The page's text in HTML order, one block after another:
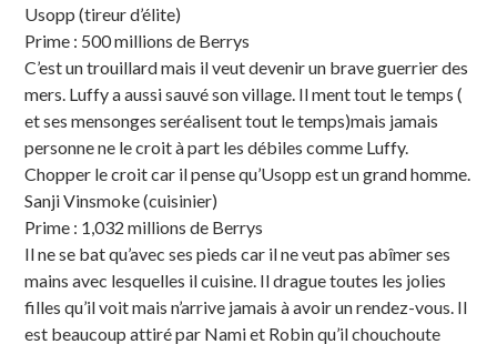
Usopp (tireur d’élite)
Prime : 500 millions de Berrys
C’est un trouillard mais il veut devenir un brave guerrier des
mers. Luffy a aussi sauvé son village. Il ment tout le temps (
et ses mensonges seréalisent tout le temps)mais jamais
personne ne le croit à part les débiles comme Luffy.
Chopper le croit car il pense qu’Usopp est un grand homme.
Sanji Vinsmoke (cuisinier)
Prime : 1,032 millions de Berrys
Il ne se bat qu’avec ses pieds car il ne veut pas abîmer ses
mains avec lesquelles il cuisine. Il drague toutes les jolies
filles qu’il voit mais n’arrive jamais à avoir un rendez-vous. Il
est beaucoup attiré par Nami et Robin qu’il chouchoute